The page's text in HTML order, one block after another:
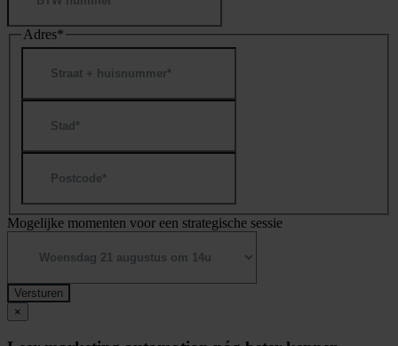
Adres*
Mogelijke momenten voor een strategische sessie
×